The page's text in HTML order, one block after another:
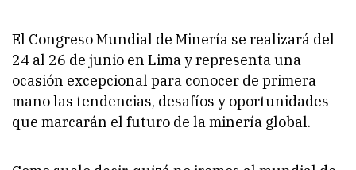
El Congreso Mundial de Minería se realizará del
24 al 26 de junio en Lima y representa una
ocasión excepcional para conocer de primera
mano las tendencias, desafíos y oportunidades
que marcarán el futuro de la minería global.